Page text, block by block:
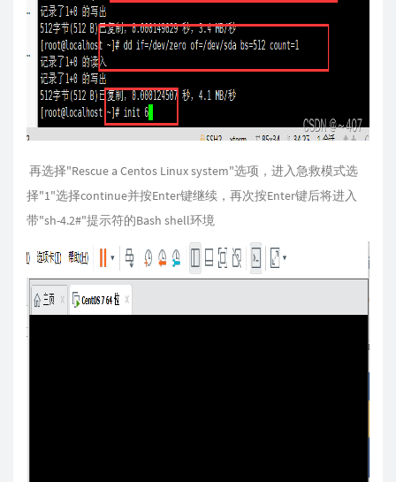
再选择"Rescue a Centos Linux system"选项，进入急救模式选
择"1"选择continue并按Enter键继续，再次按Enter键后将进入
带"sh-4.2#"提示符的Bash shell环境